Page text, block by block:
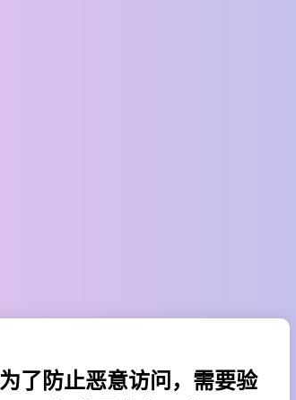
为了防止恶意访问，需要验